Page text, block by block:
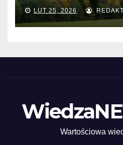
LUT 25, 2026
Wartościowa